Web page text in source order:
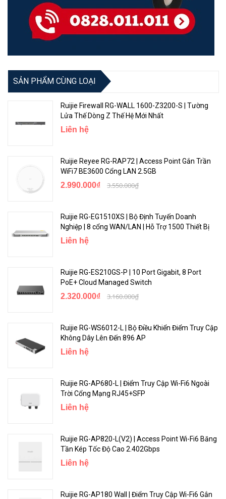
Thông số kỹ thuật chi tiết Ruije RG-EG3250
Model RG-EG3250
CPU
1 SFP port
Upto 6
2G
Performance & Feature
Performance 2610Mbps (512bytes)
622Mbps (64 bytes)
Concurrent Session 300,000
Recommended Concurrent
Portal Authentication
Capacity
1000 (Max Concurrent Users)
AD/LDAP Integration)
required);
SẢN PHẨM CÙNG LOẠI
Ruijie Firewall RG-WALL 1600-Z3200-S | Tường
Lửa Thế Dòng Z Thế Hệ Mới Nhất
Liên hệ
Ruijie Reyee RG-RAP72 | Access Point Gắn Trần
WiFi7 BE3600 Cổng LAN 2.5GB
2.990.000₫ 3.550.000₫
Ruijie RG-EG1510XS | Bộ Định Tuyến Doanh
Nghiệp | 8 cổng WAN/LAN | Hỗ Trợ 1500 Thiết Bị
Liên hệ
Ruijie RG-ES210GS-P | 10 Port Gigabit, 8 Port
PoE+ Cloud Managed Switch
2.320.000₫ 3.160.000₫
Ruijie RG-WS6012-L | Bộ Điều Khiển Điểm Truy Cập
Không Dây Lên Đến 896 AP
Liên hệ
Ruijie RG-AP680-L | Điểm Truy Cập Wi-Fi6 Ngoài
Trời Cổng Mạng RJ45+SFP
Liên hệ
Ruijie RG-AP820-L(V2) | Access Point Wi-Fi6 Băng
Tần Kép Tốc Độ Cao 2.402Gbps
Liên hệ
Ruijie RG-AP180 Wall | Điểm Truy Cập Wi-Fi6 Gắn